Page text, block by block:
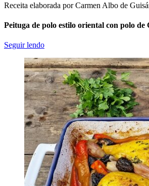
Receita elaborada por Carmen Albo de
Peituga de polo estilo oriental con polo
Seguir lendo